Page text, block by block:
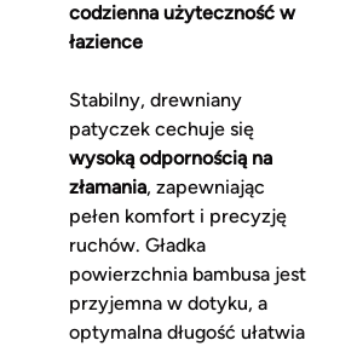
codzienna użyteczność w
łazience
Stabilny, drewniany
patyczek cechuje się
wysoką odpornością na
złamania, zapewniając
pełen komfort i precyzję
ruchów. Gładka
powierzchnia bambusa jest
przyjemna w dotyku, a
optymalna długość ułatwia